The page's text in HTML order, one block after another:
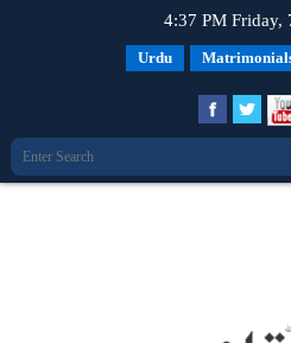
4:37 PM Friday,
Urdu